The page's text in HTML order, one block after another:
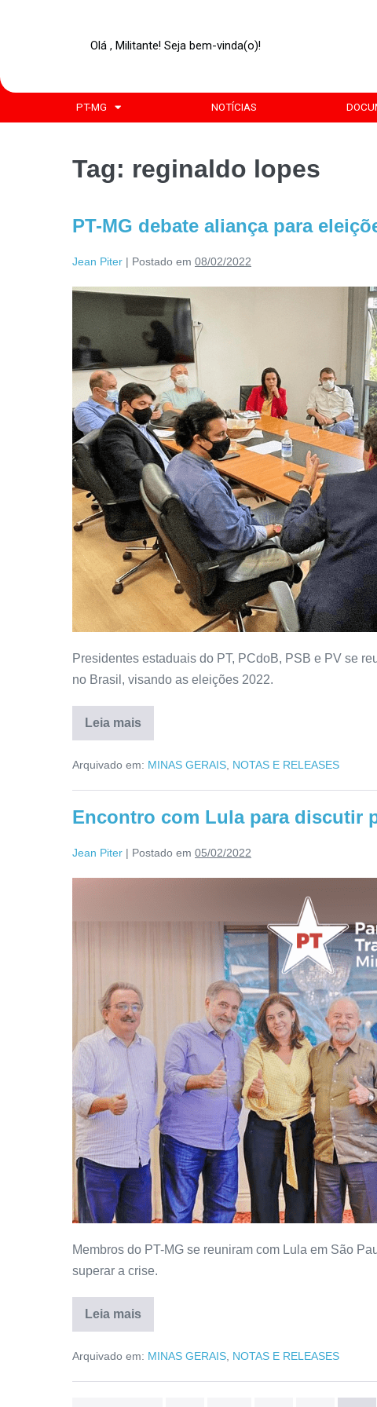
Olá , Militante! Seja bem-vinda(o)!
PT-MG NOTÍCIAS
Tag: reginaldo lopes
PT-MG debate aliança para
Jean Piter | Postado em 08/02/2022
Presidentes estaduais do PT, PCdoB, PSB e PV se
no Brasil, visando as eleições 2022.
Leia mais
Arquivado em: MINAS GERAIS NOTAS E RELEASES
Encontro com Lula para discutir
Jean Piter | Postado em 05/02/2022
Membros do PT-MG se reuniram com Lula em São
superar a crise.
Leia mais
Arquivado em: MINAS GERAIS NOTAS E RELEASES